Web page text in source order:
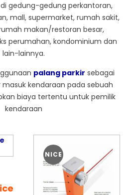
gedung-gedung perkantoran,
mall, supermarket, rumah sakit,
makan/restoran besar,
perumahan, kondominium dan
lain-lainnya.
palang parkir sebagai
kendaraan pada sebuah
biaya tertentu untuk pemilik
kendaraan
NICE